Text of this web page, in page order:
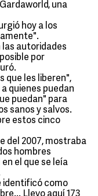
una
hoy a los
autoridades
por
que les liberen",
quienes puedan
puedan" para
sanos y salvos.
estos cinco
del 2007, mostraba
hombres
el que se leía
identificó como